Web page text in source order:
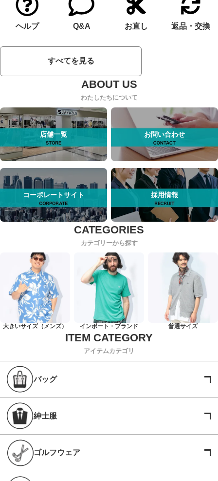
ヘルプ Q&A お直し 返品・交換
すべてを見る
わたしたちについて
店舗一覧 お問い合わせ
コーポレートサイト 採用情報
カテゴリーから探す
大きいサイズ（メンズ） インポート・ブランド 普通サイズ
アイテムカテゴリ
バッグ
紳士服
ゴルフウェア